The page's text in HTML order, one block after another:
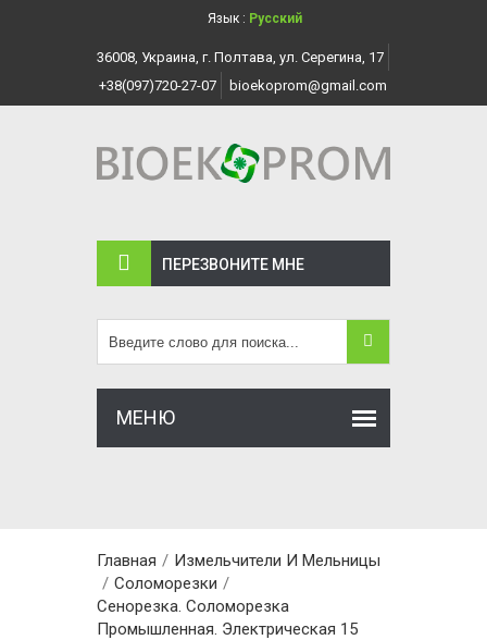
Язык : Русский
36008, Украина, г. Полтава, ул. Серегина, 17
+38(097)720-27-07
bioekoprom@gmail.com
ПЕРЕЗВОНИТЕ МНЕ
МЕНЮ
Главная / Измельчители И Мельницы
/ Соломорезки /
Сенорезка. Соломорезка
Промышленная. Электрическая 15